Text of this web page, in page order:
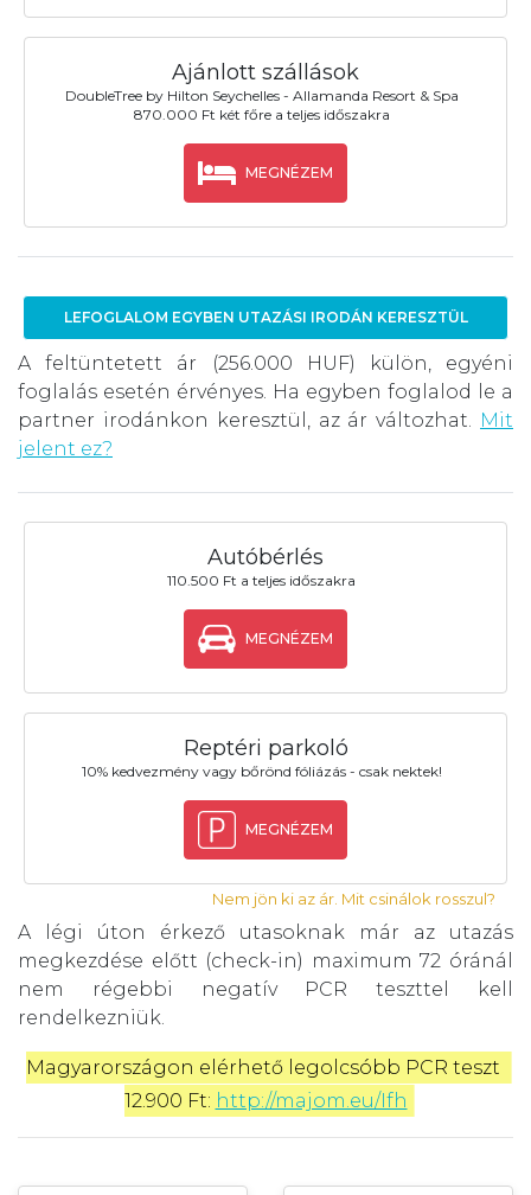
Ajánlott szállások
DoubleTree by Hilton Seychelles - Allamanda Resort & Spa
870.000 Ft két főre a teljes időszakra
MEGNÉZEM
LEFOGLALOM EGYBEN UTAZÁSI IRODÁN KERESZTÜL
A feltüntetett ár (256.000 HUF) külön, egyéni
foglalás esetén érvényes. Ha egyben foglalod le a
partner irodánkon keresztül, az ár változhat. Mit
jelent ez?
Autóbérlés
110.500 Ft a teljes időszakra
MEGNÉZEM
Reptéri parkoló
10% kedvezmény vagy bőrönd fóliázás - csak nektek!
MEGNÉZEM
Nem jön ki az ár. Mit csinálok rosszul?
A légi úton érkező utasoknak már az utazás
megkezdése előtt (check-in) maximum 72 óránál
nem régebbi negatív PCR teszttel kell
rendelkezniük.
Magyarországon elérhető legolcsóbb PCR teszt
12.900 Ft: http://majom.eu/Ifh